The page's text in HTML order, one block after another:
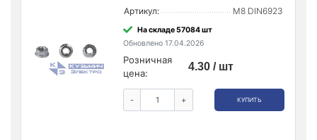
Артикул: М8 DIN6923
На складе 57084 шт
Обновлено 17.04.2026
Розничная
цена:
4.30 / шт
- + КУПИТЬ